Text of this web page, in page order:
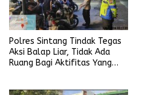
Polres Sintang Tindak Tegas
Aksi Balap Liar, Tidak Ada
Ruang Bagi Aktifitas Yang